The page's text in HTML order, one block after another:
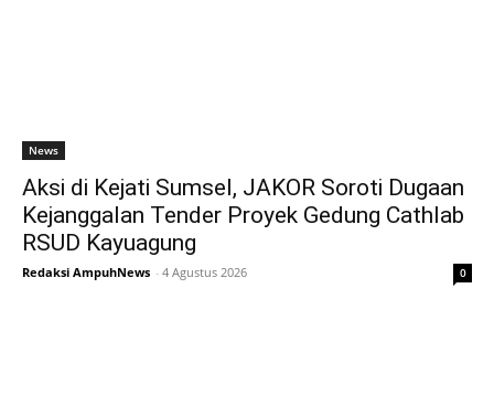
News
Aksi di Kejati Sumsel, JAKOR Soroti Dugaan
Kejanggalan Tender Proyek Gedung Cathlab
RSUD Kayuagung
Redaksi AmpuhNews - 4 Agustus 2026 0